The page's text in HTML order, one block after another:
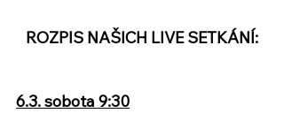
ROZPIS NAŠICH LIVE SETKÁNÍ:
6.3. sobota 9:30